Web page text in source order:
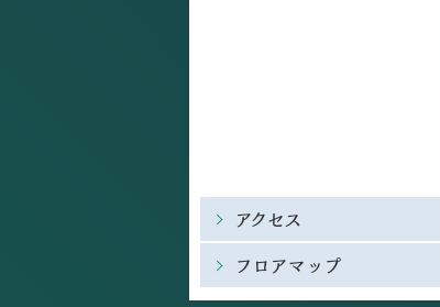
アクセス
フロアマップ